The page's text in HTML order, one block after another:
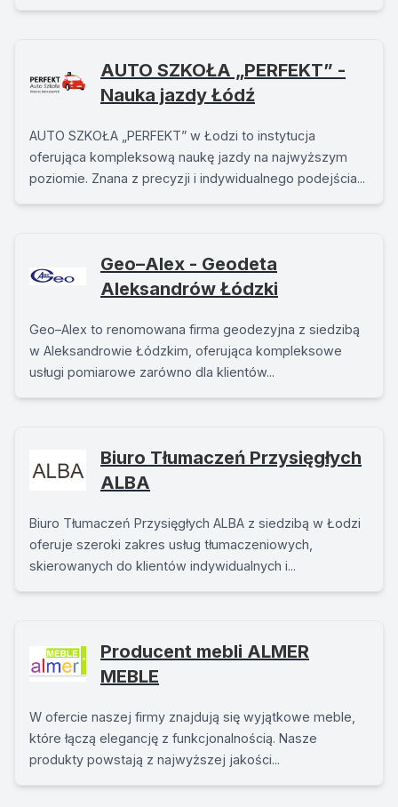
AUTO SZKOŁA „PERFEKT” -
Nauka jazdy Łódź
AUTO SZKOŁA „PERFEKT” w Łodzi to instytucja
oferująca kompleksową naukę jazdy na najwyższym
poziomie. Znana z precyzji i indywidualnego podejścia...
Geo–Alex - Geodeta
Aleksandrów Łódzki
Geo–Alex to renomowana firma geodezyjna z siedzibą
w Aleksandrowie Łódzkim, oferująca kompleksowe
usługi pomiarowe zarówno dla klientów...
Biuro Tłumaczeń Przysięgłych
ALBA
Biuro Tłumaczeń Przysięgłych ALBA z siedzibą w Łodzi
oferuje szeroki zakres usług tłumaczeniowych,
skierowanych do klientów indywidualnych i...
Producent mebli ALMER
MEBLE
W ofercie naszej firmy znajdują się wyjątkowe meble,
które łączą elegancję z funkcjonalnością. Nasze
produkty powstają z najwyższej jakości...